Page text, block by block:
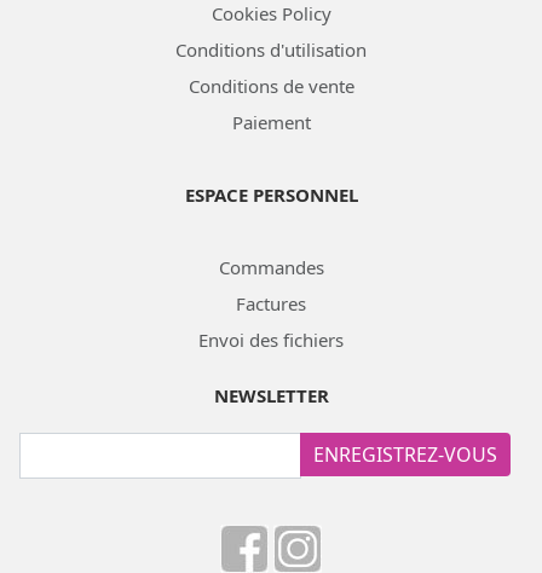
Cookies Policy
Conditions d'utilisation
Conditions de vente
Paiement
ESPACE PERSONNEL
Commandes
Factures
Envoi des fichiers
NEWSLETTER
ENREGISTREZ-VOUS